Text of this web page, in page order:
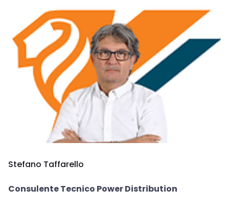
Stefano Taffarello
Consulente Tecnico Power Distribution